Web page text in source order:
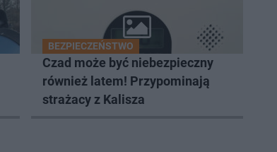
BEZPIECZEŃSTWO
Czad może być niebezpieczny
również latem! Przypominają
strażacy z Kalisza